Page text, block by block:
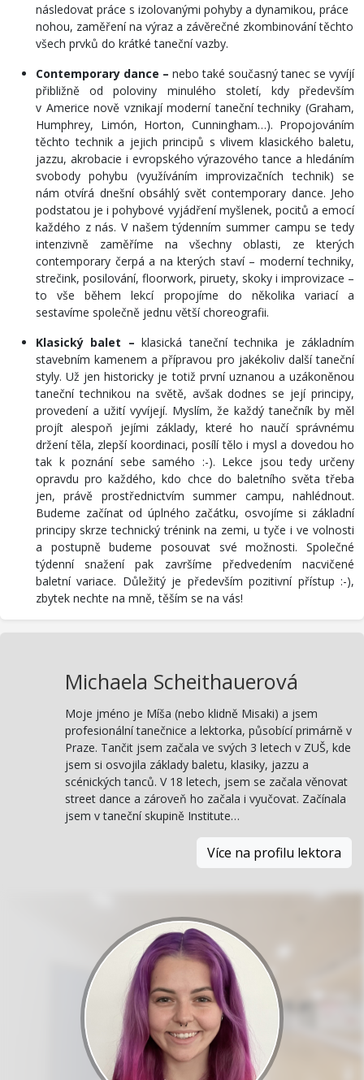
následovat práce s izolovanými pohyby a dynamikou, práce
nohou, zaměření na výraz a závěrečné zkombinování těchto
všech prvků do krátké taneční vazby.
Contemporary dance – nebo také současný tanec se vyvíjí
přibližně od poloviny minulého století, kdy především
v Americe nově vznikají moderní taneční techniky (Graham,
Humphrey, Limón, Horton, Cunningham…). Propojováním
těchto technik a jejich principů s vlivem klasického baletu,
jazzu, akrobacie i evropského výrazového tance a hledáním
svobody pohybu (využíváním improvizačních technik) se
nám otvírá dnešní obsáhlý svět contemporary dance. Jeho
podstatou je i pohybové vyjádření myšlenek, pocitů a emocí
každého z nás. V našem týdenním summer campu se tedy
intenzivně zaměříme na všechny oblasti, ze kterých
contemporary čerpá a na kterých staví – moderní techniky,
strečink, posilování, floorwork, piruety, skoky i improvizace –
to vše během lekcí propojíme do několika variací a
sestavíme společně jednu větší choreografii.
Klasický balet – klasická taneční technika je základním
stavebním kamenem a přípravou pro jakékoliv další taneční
styly. Už jen historicky je totiž první uznanou a uzákoněnou
taneční technikou na světě, avšak dodnes se její principy,
provedení a užití vyvíjejí. Myslím, že každý tanečník by měl
projít alespoň jejími základy, které ho naučí správnému
držení těla, zlepší koordinaci, posílí tělo i mysl a dovedou ho
tak k poznání sebe samého :-). Lekce jsou tedy určeny
opravdu pro každého, kdo chce do baletního světa třeba
jen, právě prostřednictvím summer campu, nahlédnout.
Budeme začínat od úplného začátku, osvojíme si základní
principy skrze technický trénink na zemi, u tyče i ve volnosti
a postupně budeme posouvat své možnosti. Společné
týdenní snažení pak završíme předvedením nacvičené
baletní variace. Důležitý je především pozitivní přístup :-),
zbytek nechte na mně, těším se na vás!
Michaela Scheithauerová
Moje jméno je Míša (nebo klidně Misaki) a jsem
profesionální tanečnice a lektorka, působící primárně v
Praze. Tančit jsem začala ve svých 3 letech v ZUŠ, kde
jsem si osvojila základy baletu, klasiky, jazzu a
scénických tanců. V 18 letech, jsem se začala věnovat
street dance a zároveň ho začala i vyučovat. Začínala
jsem v taneční skupině Institute…
Více na profilu lektora